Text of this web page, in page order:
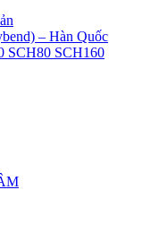
– Hàn Quốc
SCH80 SCH160